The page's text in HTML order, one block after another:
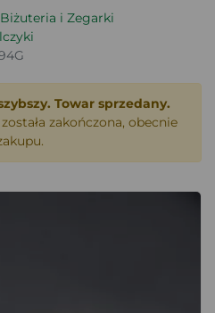
Biżuteria i Zegarki
Towar sprzedany.
zakończona, obecnie